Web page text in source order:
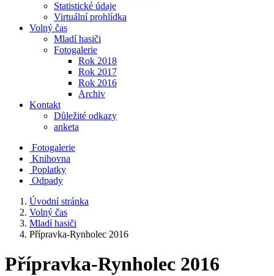
Statistické údaje
Virtuální prohlídka
Volný čas
Mladí hasiči
Fotogalerie
Rok 2018
Rok 2017
Rok 2016
Archiv
Kontakt
Důležité odkazy
anketa
Fotogalerie
Knihovna
Poplatky
Odpady
Úvodní stránka
Volný čas
Mladí hasiči
Přípravka-Rynholec 2016
Přípravka-Rynholec 2016